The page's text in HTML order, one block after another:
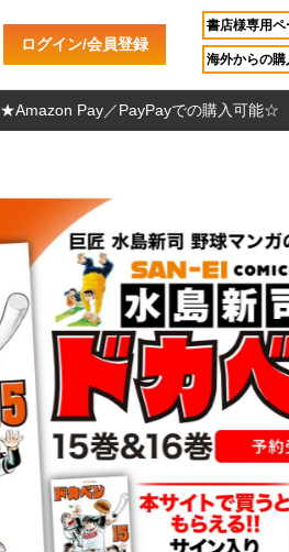
ログイン/会員登録
書店様専用ペ
海外からの
Pay／PayPayでの購入可能☆